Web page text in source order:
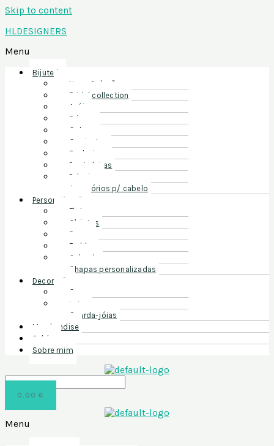
Skip to content
HLDESIGNERS
Menu
Bijuteria
Nova Coleção
Bridal collection
Anéis
Brincos
Colares
Conjuntos
Exclusivos
Pregadeiras
Pulseiras
Acessórios p/ cabelo
Personalização
Flutes
Objetos
Roupa
Fraldas
Calçado
Chapas personalizadas
Decoração
Casa
Latas
Guarda-jóias
Merchandise
Saldos
Sobre mim
0.00 €
Menu